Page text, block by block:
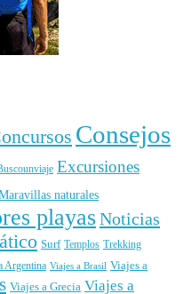
Consejos
Excursiones
naturales
playasNoticias
Surf Templos Trekking
Argentina Viajes a Brasil Viajes a
Viajes a Grecia Viajes a